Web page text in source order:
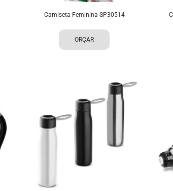
Camiseta Feminina SP30514
ORÇAR